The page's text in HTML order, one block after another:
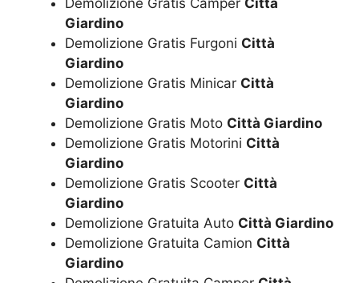
Demolizione Gratis Camper Città
Giardino
Demolizione Gratis Furgoni Città
Giardino
Demolizione Gratis Minicar Città
Giardino
Demolizione Gratis Moto Città Giardino
Demolizione Gratis Motorini Città
Giardino
Demolizione Gratis Scooter Città
Giardino
Demolizione Gratuita Auto Città Giardino
Demolizione Gratuita Camion Città
Giardino